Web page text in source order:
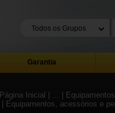
Garantia
Página Inicial | ...
|
| Equipamentos, acessórios e